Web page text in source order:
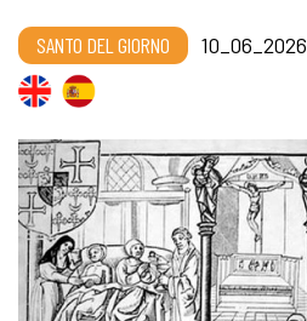
SANTO DEL GIORNO 10_06_2026